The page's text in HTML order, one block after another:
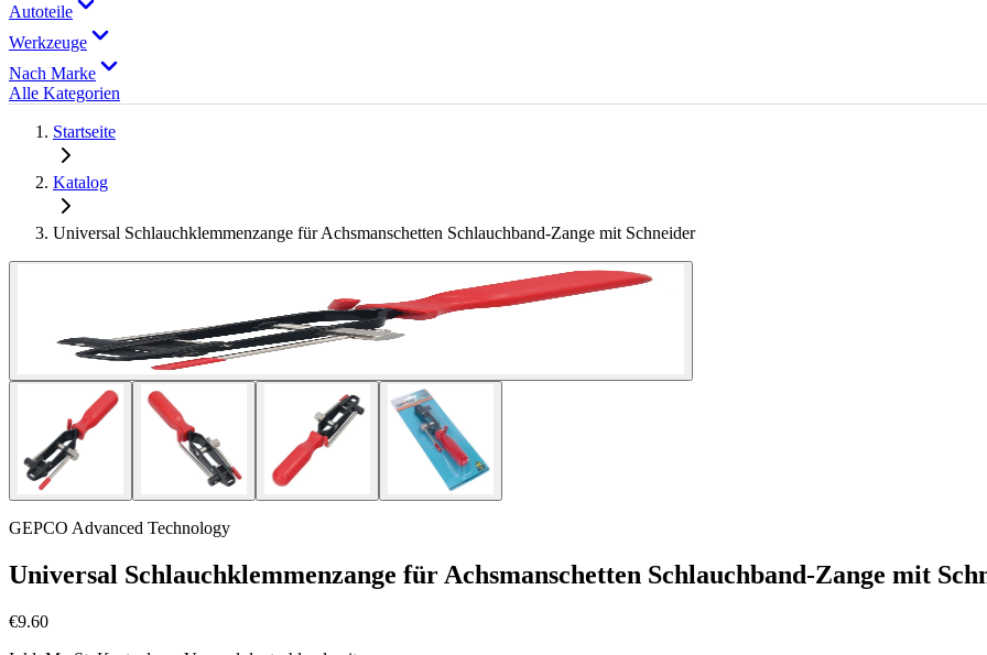
Autoteile
Werkzeuge
Nach Marke
Alle Kategorien
Startseite
Katalog
Universal Schlauchklemmenzange für Achsmanschetten Schlauchband-Zange mit Schneider
GEPCO Advanced Technology
Universal Schlauchklemmenzange für Achsmanschetten Schlauchband-Zange mit
€9.60